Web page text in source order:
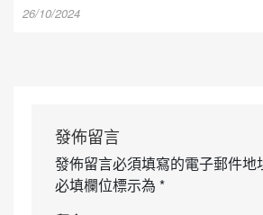
26/10/2024
發佈留言
發佈留言必須填寫的電子郵件地
必填欄位標示為 *